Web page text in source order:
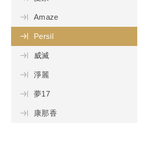
Amaze
Persil
威滅
淨麗
夢17
康那香